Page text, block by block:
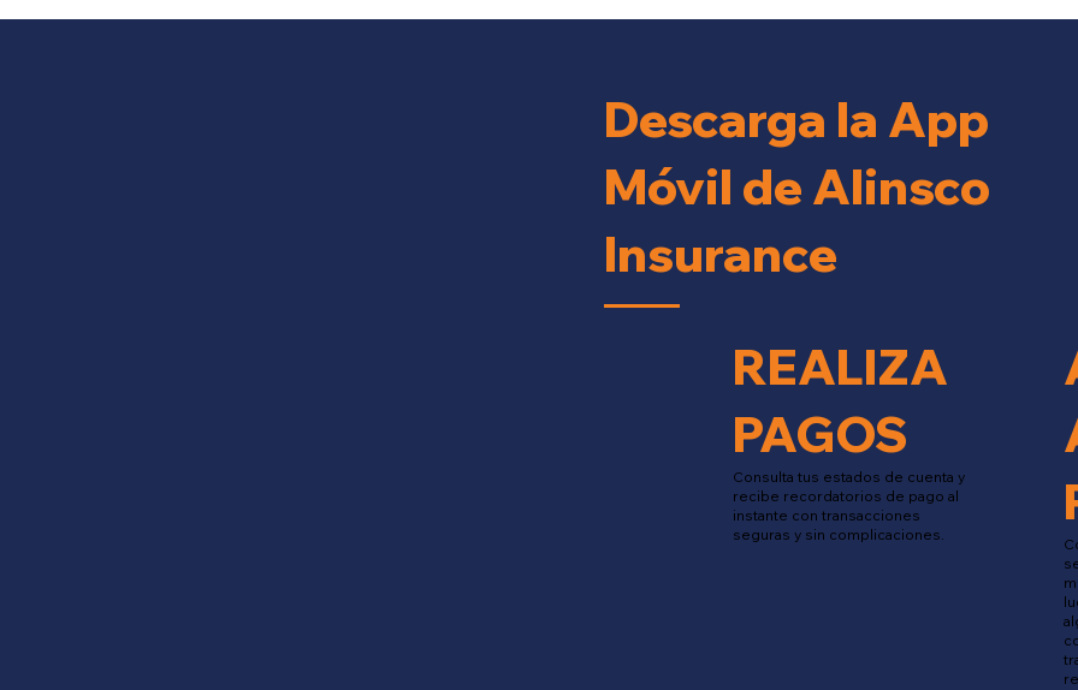
Descarga la App
Móvil de Alinsco
Insurance
REALIZA
PAGOS
Consulta tus estados de cuenta y
recibe recordatorios de pago al
instante con transacciones
seguras y sin complicaciones.